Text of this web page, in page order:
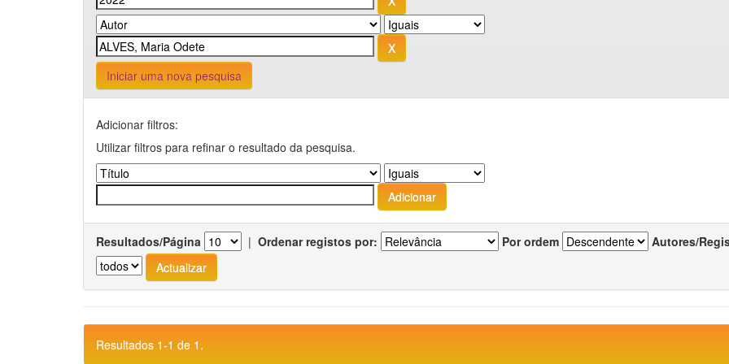
Iniciar uma nova pesquisa
Adicionar filtros:
Utilizar filtros para refinar o resultado da pesquisa.
Resultados/Página | Ordenar registos por: Por ordem Autores/
Resultados 1-1 de 1.